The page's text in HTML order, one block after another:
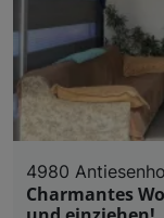
4980
Charmantes